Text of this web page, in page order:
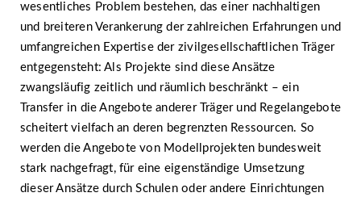
wesentliches Problem bestehen, das einer nachhaltigen
und breiteren Verankerung der zahlreichen Erfahrungen und
umfangreichen Expertise der zivilgesellschaftlichen Träger
entgegensteht: Als Projekte sind diese Ansätze
zwangsläufig zeitlich und räumlich beschränkt – ein
Transfer in die Angebote anderer Träger und Regelangebote
scheitert vielfach an deren begrenzten Ressourcen. So
werden die Angebote von Modellprojekten bundesweit
stark nachgefragt, für eine eigenständige Umsetzung
dieser Ansätze durch Schulen oder andere Einrichtungen